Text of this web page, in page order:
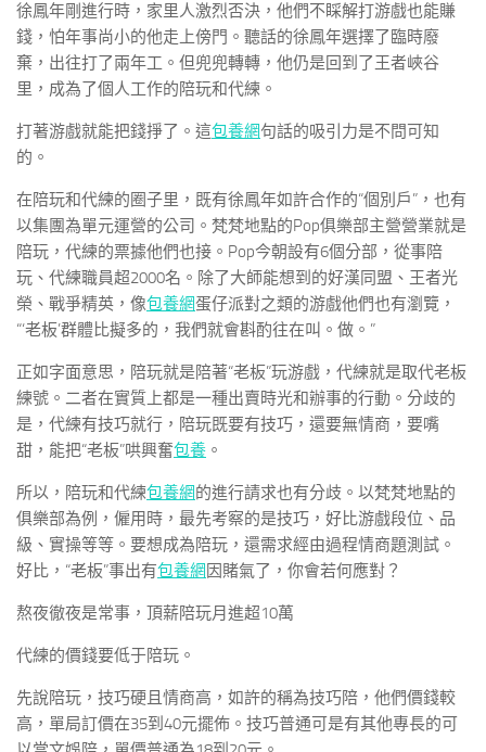
徐鳳年剛進行時，家里人激烈否決，他們不睬解打游戲也能賺
錢，怕年事尚小的他走上傍門。聽話的徐鳳年選擇了臨時廢
棄，出往打了兩年工。但兜兜轉轉，他仍是回到了王者峽谷
里，成為了個人工作的陪玩和代練。
打著游戲就能把錢掙了。這包養網句話的吸引力是不問可知
的。
在陪玩和代練的圈子里，既有徐鳳年如許合作的“個別戶”，也有
以集團為單元運營的公司。梵梵地點的Pop俱樂部主營營業就是
陪玩，代練的票據他們也接。Pop今朝設有6個分部，從事陪
玩、代練職員超2000名。除了大師能想到的好漢同盟、王者光
榮、戰爭精英，像包養網蛋仔派對之類的游戲他們也有瀏覽，
“‘老板’群體比擬多的，我們就會斟酌往在叫。做。”
正如字面意思，陪玩就是陪著“老板”玩游戲，代練就是取代老板
練號。二者在實質上都是一種出賣時光和辦事的行動。分歧的
是，代練有技巧就行，陪玩既要有技巧，還要無情商，要嘴
甜，能把“老板”哄興奮包養 。
所以，陪玩和代練包養網的進行請求也有分歧。以梵梵地點的
俱樂部為例，僱用時，最先考察的是技巧，好比游戲段位、品
級、實操等等。要想成為陪玩，還需求經由過程情商題測試。
好比，“老板”事出有包養網 因賭氣了，你會若何應對？
熬夜徹夜是常事，頂薪陪玩月進超10萬
代練的價錢要低于陪玩。
先說陪玩，技巧硬且情商高，如許的稱為技巧陪，他們價錢較
高，單局訂價在35到40元擺佈。技巧普通可是有其他專長的可